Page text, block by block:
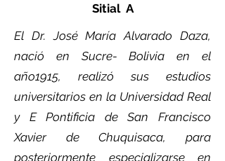
Sitial A
El Dr. José María Alvarado Daza,
nació en Sucre- Bolivia en el
año1915, realizó sus estudios
universitarios en la Universidad Real
y E Pontificia de San Francisco
Xavier de Chuquisaca, para
posteriormente especializarse en